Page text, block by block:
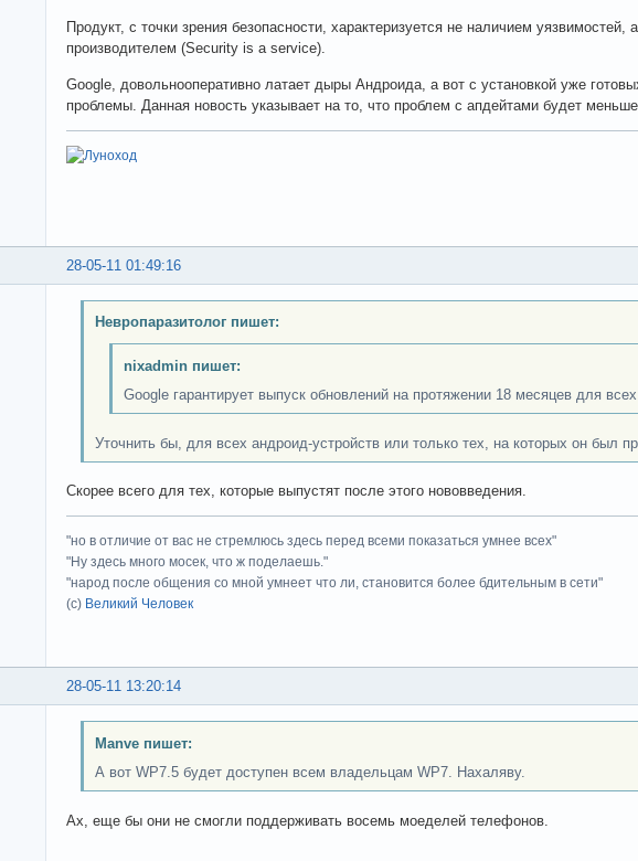
Продукт, с точки зрения безопасности, характеризуется не наличием уязвимостей,
производителем (Security is a service).
Google, довольнооперативно латает дыры Андроида, а вот с установкой уже
проблемы. Данная новость указывает на то, что проблем с апдейтами будет меньше.
28-05-11 01:49:16
Невропаразитолог пишет:
nixadmin пишет:
Google гарантирует выпуск обновлений на протяжении 18 месяцев для всех
Уточнить бы, для всех андроид-устройств или только тех, на которых он был
Скорее всего для тех, которые выпустят после этого нововведения.
"но в отличие от вас не стремлюсь здесь перед всеми показаться умнее всех"
"Ну здесь много мосек, что ж поделаешь."
"народ после общения со мной умнеет что ли, становится более бдительным в сети"
(с) Великий Человек
28-05-11 13:20:14
Manve пишет:
А вот WP7.5 будет доступен всем владельцам WP7. Нахаляву.
Ах, еще бы они не смогли поддерживать восемь моеделей телефонов.